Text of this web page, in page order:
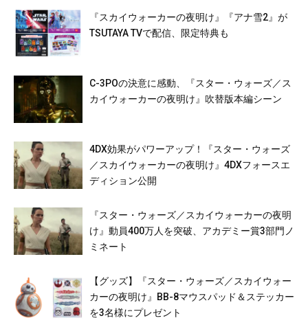
『スカイウォーカーの夜明け』『アナ雪2』が
TSUTAYA TVで配信、限定特典も
C-3POの決意に感動、『スター・ウォーズ／ス
カイウォーカーの夜明け』吹替版本編シーン
4DX効果がパワーアップ！『スター・ウォーズ
／スカイウォーカーの夜明け』4DXフォースエ
ディション公開
『スター・ウォーズ／スカイウォーカーの夜明
け』動員400万人を突破、アカデミー賞3部門ノ
ミネート
【グッズ】『スター・ウォーズ／スカイウォー
カーの夜明け』BB-8マウスパッド＆ステッカー
を3名様にプレゼント